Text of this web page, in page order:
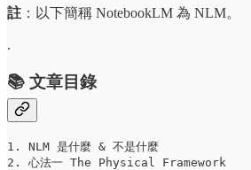
註 ：以下簡稱 NotebookLM 為 NLM。
.
📚 文章目錄
1. NLM 是什麼 & 不是什麼
2. 心法一 The Physical Framework